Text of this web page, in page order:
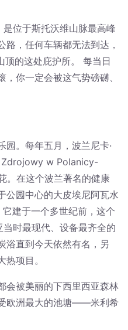
位于斯托沃维山脉最高峰
，任何车辆都无法到达，
的这处庇护所。 每当日
你一定会被这气势磅礴、
园。每年五月，波兰尼卡·
Zdrojowy w Polanicy-
。在这个波兰著名的健康
公园中心的大皮埃尼阿瓦水
建于一个多世纪前，这个
时最现代、设备最齐全的
浴直到今天依然有名，另
项目。
会被美丽的下西里西亚森林
欧洲最大的池塘——米利希